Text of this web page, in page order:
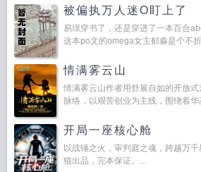
被偏执万人迷O盯上了
易璟穿书了，还是穿进了一本百合
这本po文的omega女主郁淼是个不
情满雾云山
情满雾云山作者用舒展自如的开放
脉络，以艰苦创业为主线，围绕着
开局一座核心舱
以战锤之火，审判庭之魂，跨越万
猫出品，完本保证。...